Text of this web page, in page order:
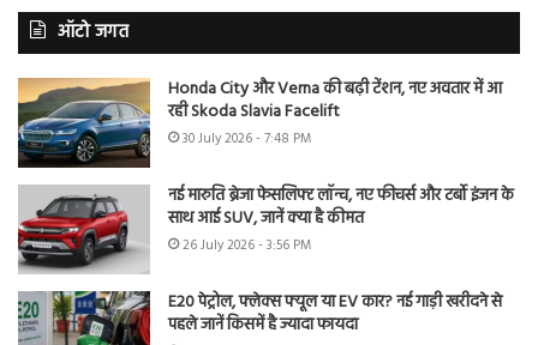
ऑटो जगत
Honda City और Verna की बढ़ी टेंशन, नए अवतार में आ
रही Skoda Slavia Facelift
30 July 2026 - 7:48 PM
नई मारुति ब्रेजा फेसलिफ्ट लॉन्च, नए फीचर्स और टर्बो इंजन के
साथ आई SUV, जानें क्या है कीमत
26 July 2026 - 3:56 PM
E20 पेट्रोल, फ्लेक्स फ्यूल या EV कार? नई गाड़ी खरीदने से
पहले जानें किसमें है ज्यादा फायदा